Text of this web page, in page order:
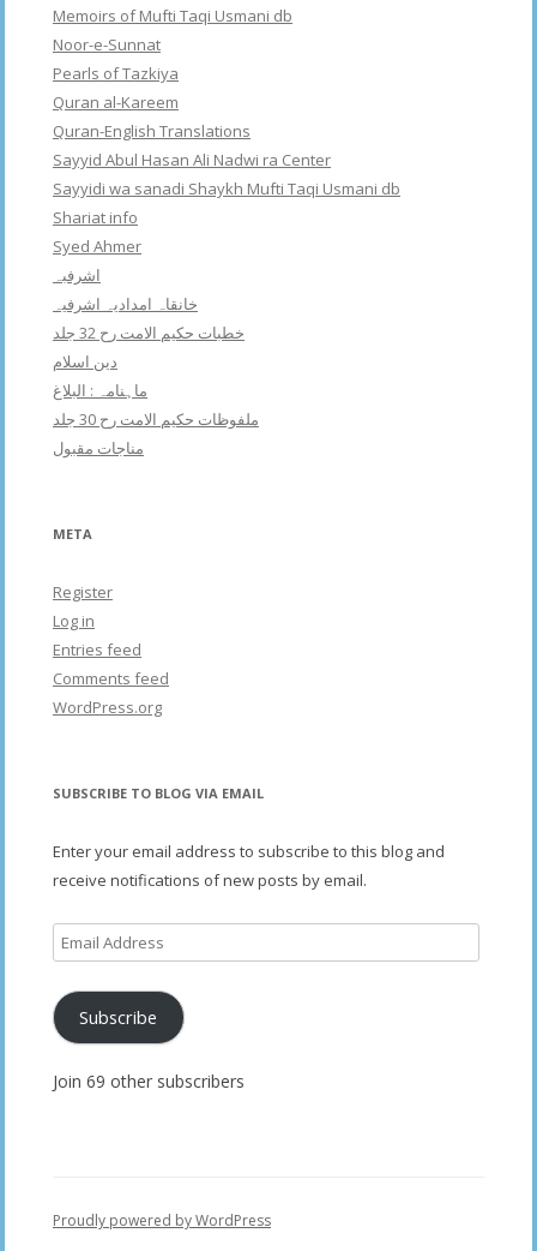
Memoirs of Mufti Taqi Usmani db
Noor-e-Sunnat
Pearls of Tazkiya
Quran al-Kareem
Quran-English Translations
Sayyid Abul Hasan Ali Nadwi ra Center
Sayyidi wa sanadi Shaykh Mufti Taqi Usmani db
Shariat info
Syed Ahmer
اشرفبہ
خانقاہ امدادیہ اشرفیہ
خطبات حکیم الامت رح 32 جلد
دین اسلام
ماہنامہ : البلاغ
ملفوظات حکیم الامت رح 30 جلد
مناجات مقبول
META
Register
Log in
Entries feed
Comments feed
WordPress.org
SUBSCRIBE TO BLOG VIA EMAIL
Enter your email address to subscribe to this blog and
receive notifications of new posts by email.
Email
Address
Subscribe
Join 69 other subscribers
Proudly powered by WordPress